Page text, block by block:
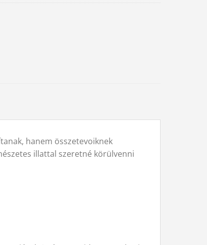
hanem összetevoiknek
illattal szeretné körülvenni